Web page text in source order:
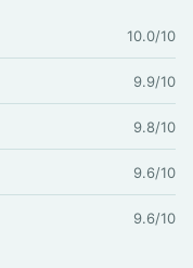
10.0/10
9.9/10
9.8/10
9.6/10
9.6/10